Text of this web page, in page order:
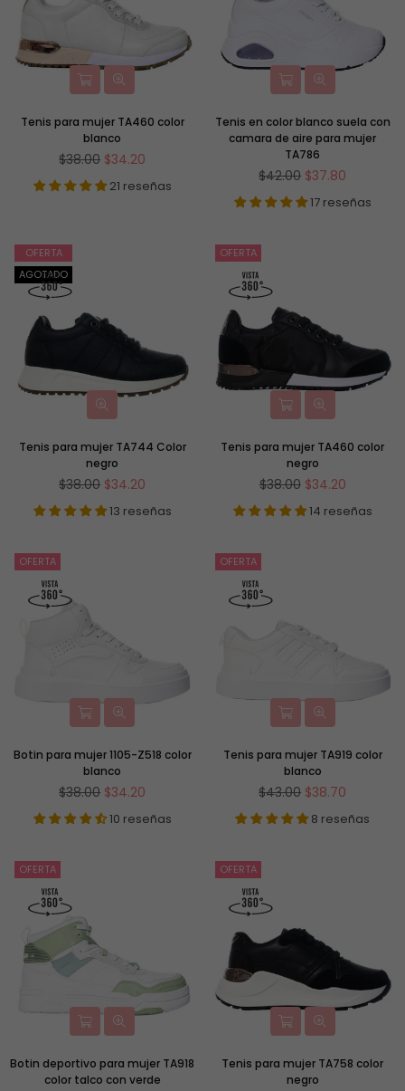
Tenis para mujer TA460 color
blanco
Precio
$38.00 $34.20
21 reseñas
Tenis en color blanco suela con
camara de aire para mujer
TA786
Precio
$42.00 $37.80
17 reseñas
OFERTA
AGOTADO
Tenis para mujer TA744 Color
negro
Precio
$38.00 $34.20
13 reseñas
OFERTA
Tenis para mujer TA460 color
negro
Precio
$38.00 $34.20
14 reseñas
OFERTA
Botin para mujer 1105-Z518 color
blanco
Precio
$38.00 $34.20
10 reseñas
OFERTA
Tenis para mujer TA919 color
blanco
Precio
$43.00 $38.70
8 reseñas
OFERTA
Botin deportivo para mujer TA918
color talco con verde
OFERTA
Tenis para mujer TA758 color
negro